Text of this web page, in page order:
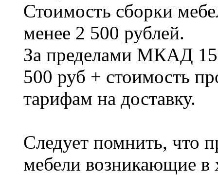
Стоимость сборки
менее 2 500 рублей.
За пределами МКАД
500 руб + стоимость
тарифам на доставку.
Следует помнить, что
мебели возникающие в